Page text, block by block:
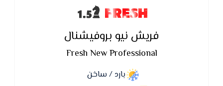
FRESH
فريش نيو بروفيشنال
Fresh New Professional
بارد / ساخن